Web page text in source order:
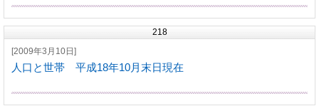
218
[2009年3月10日]
人口と世帯 平成18年10月末日現在